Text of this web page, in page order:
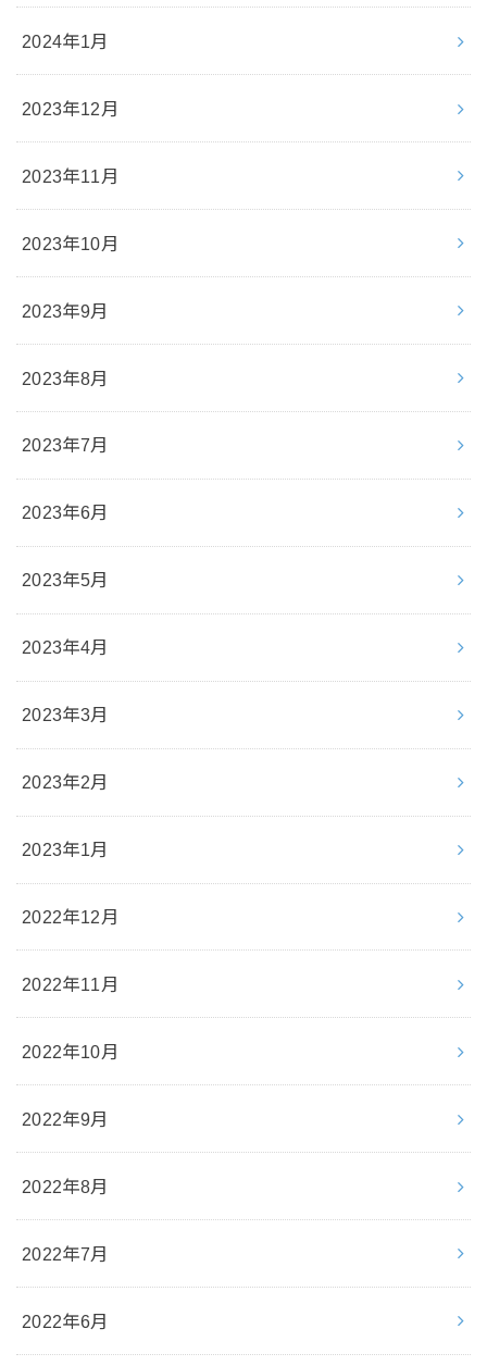
2024年1月
2023年12月
2023年11月
2023年10月
2023年9月
2023年8月
2023年7月
2023年6月
2023年5月
2023年4月
2023年3月
2023年2月
2023年1月
2022年12月
2022年11月
2022年10月
2022年9月
2022年8月
2022年7月
2022年6月